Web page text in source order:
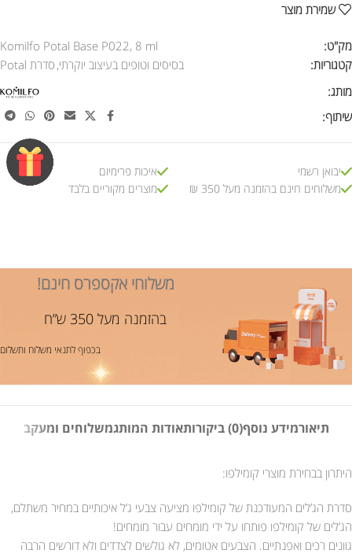
שמירת מוצר
מק"ט:
Komilfo Potal Base P022, 8 ml
קטגוריות:
בסיסים וטופים בעיצוב יוקרתי, סדרת Potal
מותג:
שיתוף:
יבואן רשמי
משלוחים חינם בהזמנה מעל 350 ₪
איכות פרימיום
מוצרים מקוריים בלבד
משלוחי אקספרס חינם!
בהזמנה מעל 350 ש”ח
בכפוף לתנאי משלוח ותשלום
תיאורמידע נוסף(0) ביקורות אודות המותגמשלוחים ומעקב
היתרון בבחירת מוצרי קומילפו:
סדרת הג’לים המעודכנת של קומילפו מציעה צבעי ג’ל איכותיים במחיר משתלם,
הג’לים של קומילפו פותחו על ידי מומחים עבור מומחים!
גוונים רכים ואפנתיים. הצבעים אטומים, לא גולשים לצדדים ולא דורשים הרבה